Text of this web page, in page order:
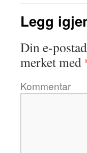
Legg
Din e-
merket med
Kommentar